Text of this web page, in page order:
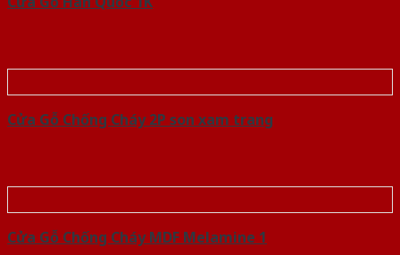
Cửa Gỗ Chống Cháy 2P son xam trang
Cửa Gỗ Chống Cháy MDF Melamine 1